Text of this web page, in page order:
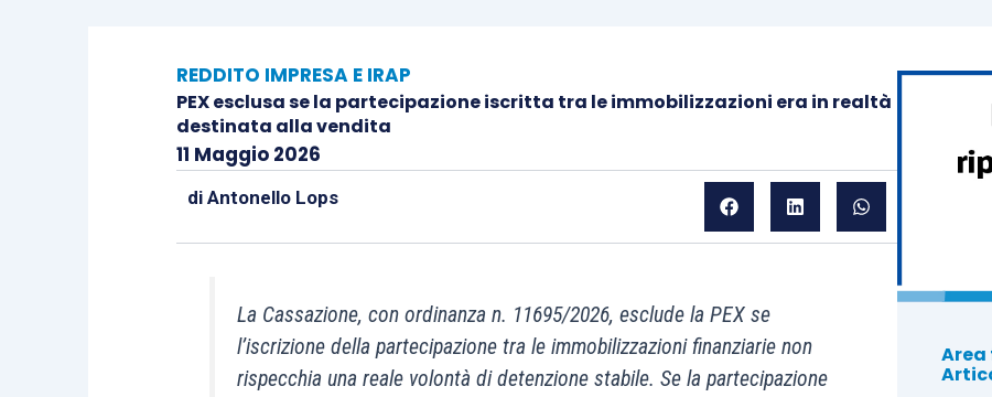
REDDITO IMPRESA E IRAP
PEX esclusa se la partecipazione iscritta tra le immobilizzazioni era in realtà
destinata alla vendita
11 Maggio 2026
di Antonello Lops
La Cassazione, con ordinanza n. 11695/2026, esclude la PEX se
l’iscrizione della partecipazione tra le immobilizzazioni finanziarie non
rispecchia una reale volontà di detenzione stabile. Se la partecipazione
Area